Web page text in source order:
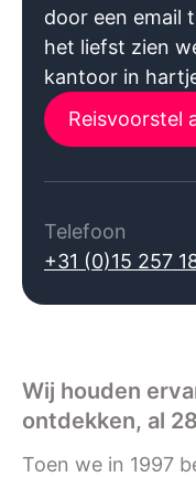
door een email
het liefst zien
kantoor in
Reisvoorstel
Telefoon
+31 (0)15 257
Wij houden
ontdekken, al
Toen we in 1997